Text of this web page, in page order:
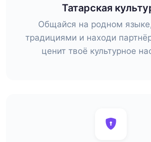
Татарская
Общайся на родном
традициями и находи
ценит твоё культурное